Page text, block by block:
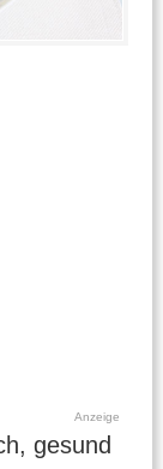
Anzeige
gesund